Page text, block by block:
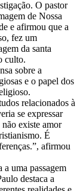
O pastor
de Nossa
e afirmou que a
fez um
da santa
culto.
sobre a
e o papel dos
relacionados à
se expressar
existe amor
É
afirmou
uma passagem
destaca a